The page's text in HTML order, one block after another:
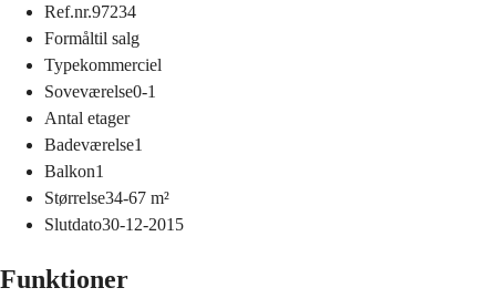
Ref.nr.97234
Formåltil salg
Typekommerciel
Soveværelse0-1
Antal etager
Badeværelse1
Balkon1
Størrelse34-67 m²
Slutdato30-12-2015
Funktioner